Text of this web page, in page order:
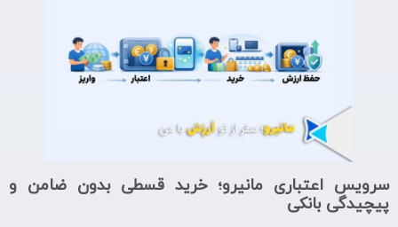
سرویس اعتباری مانیرو؛ خرید قسطی بدون ضامن و
پیچیدگی بانکی